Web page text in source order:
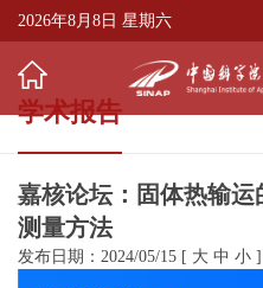
2026年8月8日 星期六
学术报告
嘉核论坛：固体热输
测量方法
发布日期：2024/05/15 [ 大 中 小 ]